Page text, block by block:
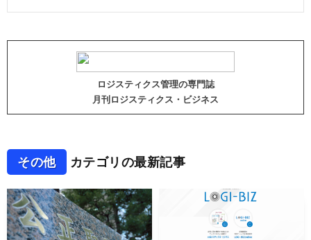
ロジスティクス管理の専門誌
月刊ロジスティクス・ビジネス
その他 カテゴリの最新記事